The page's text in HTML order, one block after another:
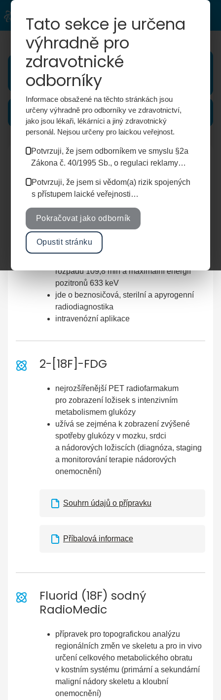
Registrovaná
PET
radiofarmaka
Registrovaná
radiofarmaka
Vývoj
a výzkum
Registrovaná PET
[18F]-PET radiofarmaka
označena nejrozšířenějším PET
rozpadu 109,8 min a maximální energií
pozitronů 633 keV
jde o beznosičová, sterilní a apyrogenní
radiodiagnostika
intravenózní aplikace
2-[18F]-FDG
nejrozšířenější PET radiofarmakum
pro zobrazení ložisek s intenzivním
metabolismem glukózy
užívá se zejména k zobrazení zvýšené
spotřeby glukózy v mozku, srdci
a nádorových ložiscích (diagnóza, staging
a monitorování terapie nádorových
onemocnění)
Souhrn údajů o přípravku
Příbalová informace
Fluorid (18F) sodný
RadioMedic
přípravek pro topografickou analýzu
regionálních změn ve skeletu a pro in vivo
určení celkového metabolického obratu
v kostním systému (primární a sekundární
maligní nádory skeletu a kloubní
onemocnění)
Tato sekce je určena
výhradně pro
zdravotnické
odborníky
Informace obsažené na těchto stránkách jsou
určeny výhradně pro odborníky ve zdravotnictví,
jako jsou lékaři, lékárníci a jiný zdravotnický
personál. Nejsou určeny pro laickou veřejnost.
Potvrzuji, že jsem odborníkem ve smyslu §2a
Zákona č. 40/1995 Sb., o regulaci reklamy…
Potvrzuji, že jsem si vědom(a) rizik spojených
s přístupem laické veřejnosti…
Pokračovat jako odborník
Opustit stránku